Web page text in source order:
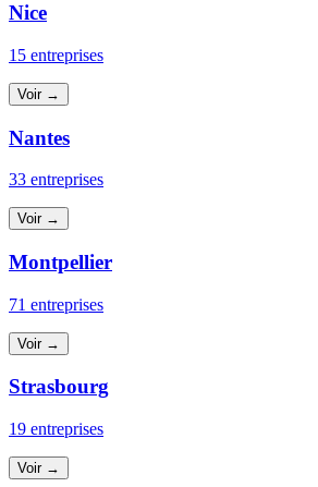
Nice
15 entreprises
Voir →
Nantes
33 entreprises
Voir →
Montpellier
71 entreprises
Voir →
Strasbourg
19 entreprises
Voir →